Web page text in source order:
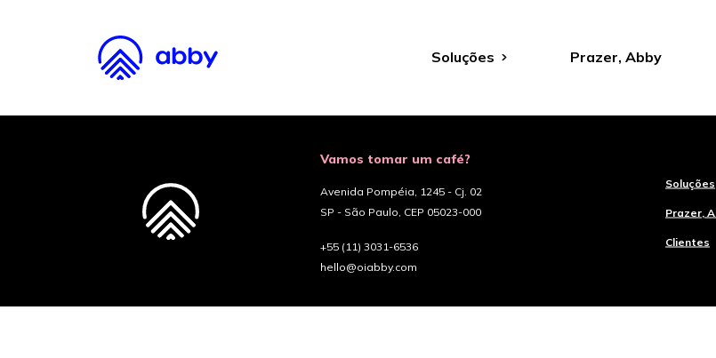
Soluções Prazer, Abby
Vamos tomar um café?
Avenida Pompéia, 1245 - Cj. 02
SP - São Paulo, CEP 05023-000
+55 (11) 3031-6536
hello@oiabby.com
Soluções
Prazer,
Clientes